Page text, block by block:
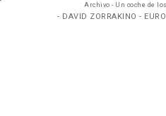
Archivo - Un coche de
- DAVID ZORRAKINO -